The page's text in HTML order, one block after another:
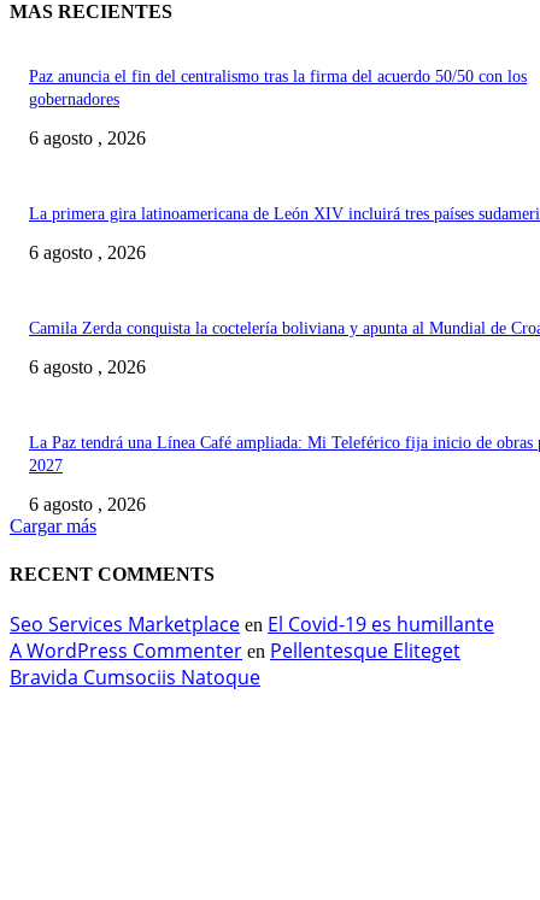
MAS RECIENTES
Paz anuncia el fin del centralismo tras la firma del acuerdo 50/50 con los
gobernadores
6 agosto , 2026
La primera gira latinoamericana de León XIV incluirá tres países
6 agosto , 2026
Camila Zerda conquista la coctelería boliviana y apunta al Mundial de
6 agosto , 2026
La Paz tendrá una Línea Café ampliada: Mi Teleférico fija inicio de obras
2027
6 agosto , 2026
Cargar más
RECENT COMMENTS
Seo Services Marketplace en El Covid-19 es humillante
A WordPress Commenter en Pellentesque Eliteget
Bravida Cumsociis Natoque